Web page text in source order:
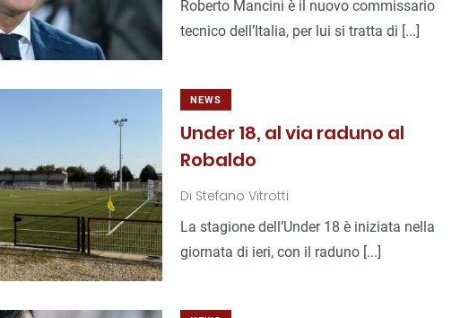
Roberto Mancini è il nuovo commissario
tecnico dell’Italia, per lui si tratta di [...]
NEWS
Under 18, al via raduno al
Robaldo
Di Stefano Vitrotti
La stagione dell’Under 18 è iniziata nella
giornata di ieri, con il raduno [...]